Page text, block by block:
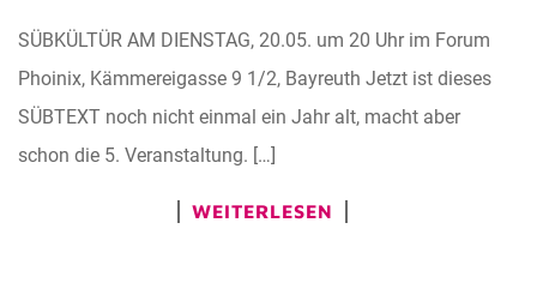
SÜBKÜLTÜR AM DIENSTAG, 20.05. um 20 Uhr im Forum
Phoinix, Kämmereigasse 9 1/2, Bayreuth Jetzt ist dieses
SÜBTEXT noch nicht einmal ein Jahr alt, macht aber
schon die 5. Veranstaltung. […]
WEITERLESEN